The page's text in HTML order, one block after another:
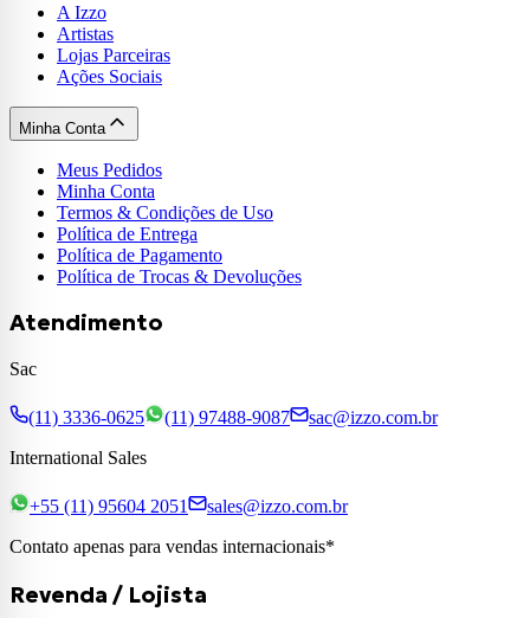
A Izzo
Artistas
Lojas Parceiras
Ações Sociais
Minha Conta
Meus Pedidos
Minha Conta
Termos & Condições de Uso
Política de Entrega
Política de Pagamento
Política de Trocas & Devoluções
Atendimento
Sac
(11) 3336-0625 (11) 97488-9087
sac@izzo.com.br
International Sales
+55 (11) 95604 2051
sales@izzo.com.br
Contato apenas para vendas internacionais*
Revenda / Lojista